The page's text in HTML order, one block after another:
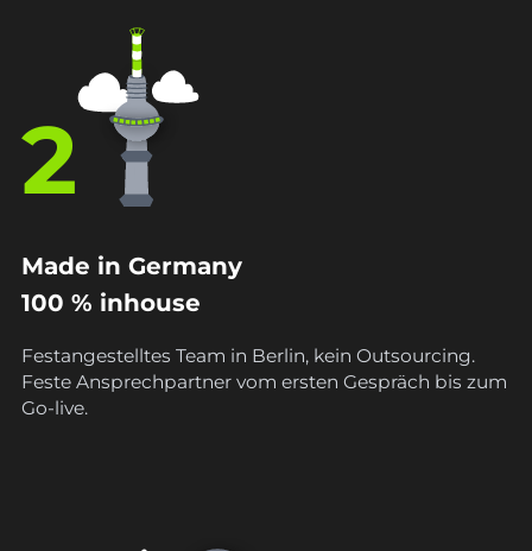
2
Made in Germany
100 % inhouse
Festangestelltes Team in Berlin, kein Outsourcing.
Feste Ansprechpartner vom ersten Gespräch bis zum
Go-live.